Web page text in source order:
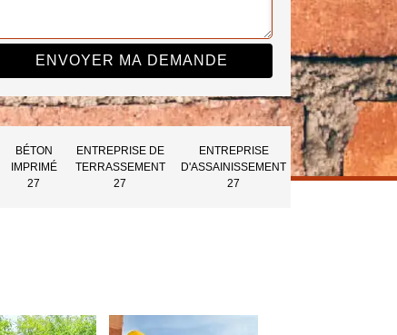
BÉTON
IMPRIMÉ
27
ENTREPRISE DE
TERRASSEMENT
27
ENTREPRISE
D'ASSAINISSEMENT
27